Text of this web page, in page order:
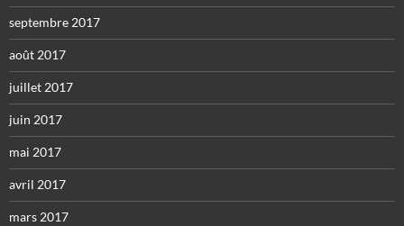
septembre 2017
août 2017
juillet 2017
juin 2017
mai 2017
avril 2017
mars 2017